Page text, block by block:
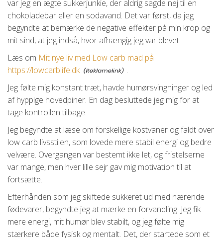
var jeg en ægte sukkerjunkie, der aldrig sagde nej til en
chokoladebar eller en sodavand. Det var først, da jeg
begyndte at bemærke de negative effekter på min krop og
mit sind, at jeg indså, hvor afhængig jeg var blevet.
Læs om Mit nye liv med Low carb mad på
https://lowcarblife.dk
.
Jeg følte mig konstant træt, havde humørsvingninger og led
af hyppige hovedpiner. En dag besluttede jeg mig for at
tage kontrollen tilbage.
Jeg begyndte at læse om forskellige kostvaner og faldt over
low carb livsstilen, som lovede mere stabil energi og bedre
velvære. Overgangen var bestemt ikke let, og fristelserne
var mange, men hver lille sejr gav mig motivation til at
fortsætte.
Efterhånden som jeg skiftede sukkeret ud med nærende
fødevarer, begyndte jeg at mærke en forvandling. Jeg fik
mere energi, mit humør blev stabilt, og jeg følte mig
stærkere både fysisk og mentalt. Det, der startede som et